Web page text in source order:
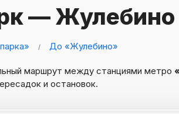
— Жулебино
До «Жулебино»
маршрут между станциями метро
и остановок.